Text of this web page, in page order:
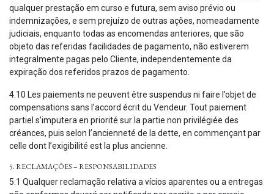
qualquer prestação em curso e futura, sem aviso prévio ou
indemnizações, e sem prejuízo de outras ações, nomeadamente
judiciais, enquanto todas as encomendas anteriores, que são
objeto das referidas facilidades de pagamento, não estiverem
integralmente pagas pelo Cliente, independentemente da
expiração dos referidos prazos de pagamento.
4.10 Les paiements ne peuvent être suspendus ni faire l’objet de
compensations sans l’accord écrit du Vendeur. Tout paiement
partiel s’imputera en priorité sur la partie non privilégiée des
créances, puis selon l’ancienneté de la dette, en commençant par
celle dont l’exigibilité est la plus ancienne.
5. RECLAMAÇÕES – RESPONSABILIDADES
5.1 Qualquer reclamação relativa a vícios aparentes ou a entregas